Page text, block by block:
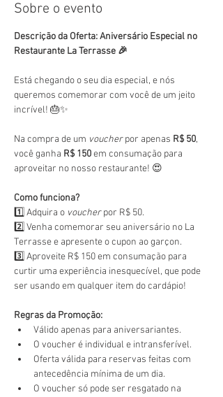
Sobre o evento
Descrição da Oferta: Aniversário Especial no
Restaurante La Terrasse 🎉
Está chegando o seu dia especial, e nós
queremos comemorar com você de um jeito
incrível! 🎂✨
Na compra de um voucher por apenas R$ 50,
você ganha R$ 150 em consumação para
aproveitar no nosso restaurante! 😍
Como funciona?
1️⃣ Adquira o voucher por R$ 50.
2️⃣ Venha comemorar seu aniversário no La
Terrasse e apresente o cupon ao garçon.
3️⃣ Aproveite R$ 150 em consumação para
curtir uma experiência inesquecível, que pode
ser usando em qualquer item do cardápio!
Regras da Promoção:
Válido apenas para aniversariantes.
O voucher é individual e intransferível.
Oferta válida para reservas feitas com
antecedência mínima de um dia.
O voucher só pode ser resgatado na